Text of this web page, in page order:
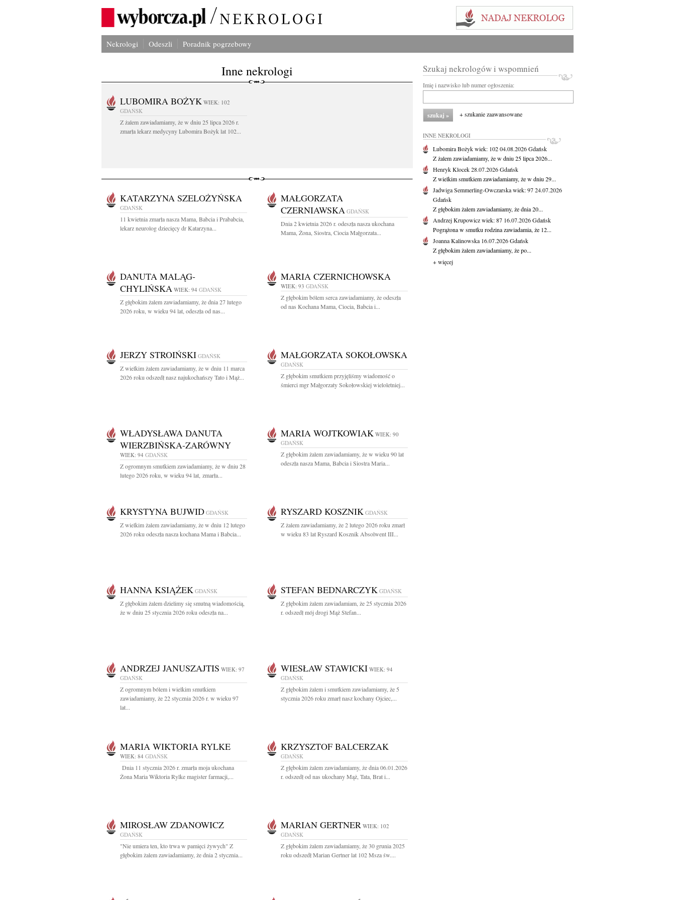
Nekrologi Odeszli Poradnik pogrzebowy
Inne nekrologi
LUBOMIRA BOŻYK WIEK: 102
GDAŃSK
Z żalem zawiadamiamy, że w dniu 25 lipca 2026 r.
zmarła lekarz medycyny Lubomira Bożyk lat 102...
KATARZYNA SZELOŻYŃSKA
GDAŃSK
11 kwietnia zmarła nasza Mama, Babcia i Prababcia,
lekarz neurolog dziecięcy dr Katarzyna...
MAŁGORZATA
CZERNIAWSKA GDAŃSK
Dnia 2 kwietnia 2026 r. odeszła nasza ukochana
Mama, Żona, Siostra, Ciocia Małgorzata...
DANUTA MALĄG-
CHYLIŃSKA WIEK: 94 GDAŃSK
Z głębokim żalem zawiadamiamy, że dnia 27 lutego
2026 roku, w wieku 94 lat, odeszła od nas...
MARIA CZERNICHOWSKA
WIEK: 93 GDAŃSK
Z głębokim bólem serca zawiadamiamy, że odeszła
od nas Kochana Mama, Ciocia, Babcia i...
JERZY STROIŃSKI GDAŃSK
Z wielkim żalem zawiadamiamy, że w dniu 11 marca
2026 roku odszedł nasz najukochańszy Tato i Mąż...
MAŁGORZATA SOKOŁOWSKA
GDAŃSK
Z głębokim smutkiem przyjęliśmy wiadomość o
śmierci mgr Małgorzaty Sokołowskiej wieloletniej...
WŁADYSŁAWA DANUTA
WIERZBIŃSKA-ZARÓWNY
WIEK: 94 GDAŃSK
Z ogromnym smutkiem zawiadamiamy, że w dniu 28
lutego 2026 roku, w wieku 94 lat, zmarła...
MARIA WOJTKOWIAK WIEK: 90
GDAŃSK
Z głębokim żalem zawiadamiamy, że w wieku 90 lat
odeszła nasza Mama, Babcia i Siostra Maria...
KRYSTYNA BUJWID GDAŃSK
Z wielkim żalem zawiadamiamy, że w dniu 12 lutego
2026 roku odeszła nasza kochana Mama i Babcia...
RYSZARD KOSZNIK GDAŃSK
Z żalem zawiadamiamy, że 2 lutego 2026 roku zmarł
w wieku 83 lat Ryszard Kosznik Absolwent III...
HANNA KSIĄŻEK GDAŃSK
Z głębokim żalem dzielimy się smutną wiadomością,
że w dniu 25 stycznia 2026 roku odeszła na...
STEFAN BEDNARCZYK GDAŃSK
Z głębokim żalem zawiadamiam, że 25 stycznia 2026
r. odszedł mój drogi Mąż Stefan...
ANDRZEJ JANUSZAJTIS WIEK: 97
GDAŃSK
Z ogromnym bólem i wielkim smutkiem
zawiadamiamy, że 22 stycznia 2026 r. w wieku 97
lat...
WIESŁAW STAWICKI WIEK: 94
GDAŃSK
Z głębokim żalem i smutkiem zawiadamiamy, że 5
stycznia 2026 roku zmarł nasz kochany Ojciec,...
MARIA WIKTORIA RYLKE
WIEK: 84 GDAŃSK
Dnia 11 stycznia 2026 r. zmarła moja ukochana
Żona Maria Wiktoria Rylke magister farmacji,...
KRZYSZTOF BALCERZAK
GDAŃSK
Z głębokim żalem zawiadamiamy, że dnia 06.01.2026
r. odszedł od nas ukochany Mąż, Tata, Brat i...
MIROSŁAW ZDANOWICZ
GDAŃSK
"Nie umiera ten, kto trwa w pamięci żywych" Z
głębokim żalem zawiadamiamy, że dnia 2 stycznia...
MARIAN GERTNER WIEK: 102
GDAŃSK
Z głębokim żalem zawiadamiamy, że 30 grunia 2025
roku odszedł Marian Gertner lat 102 Msza św....
Szukaj nekrologów i wspomnień
Imię i nazwisko lub numer ogłoszenia:
+ szukanie zaawansowane
INNE NEKROLOGI
Lubomira Bożykwiek: 10204.08.2026Gdańsk
Z żalem zawiadamiamy, że w dniu 25 lipca 2026...
Henryk Klocek28.07.2026Gdańsk
Z wielkim smutkiem zawiadamiamy, że w dniu 29...
Jadwiga Semmerling-Owczarskawiek: 9724.07.2026
Gdańsk
Z głębokim żalem zawiadamiamy, że dnia 20...
Andrzej Krupowiczwiek: 87 16.07.2026Gdańsk
Pogrążona w smutku rodzina zawiadamia, że 12...
Joanna Kalinowska 16.07.2026Gdańsk
Z głębokim żalem zawiadamiamy, że po...
+ więcej